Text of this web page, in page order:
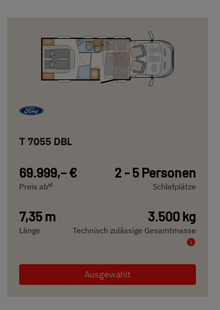
T 7055 DBL
69.999,– €
Preis aba)
2 - 5 Personen
Schlafplätze
7,35 m
Länge
3.500 kg
Technisch zulässige Gesamtmasse
Ausgewählt